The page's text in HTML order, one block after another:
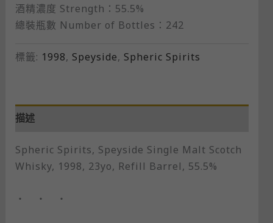
酒精濃度 Strength：55.5%
總裝瓶數 Number of Bottles：242​
標籤: 1998, Speyside, Spheric Spirits
描述
Spheric Spirits, Speyside Single Malt Scotch
Whisky, 1998, 23yo, Refill Barrel, 55.5%
・ ・ ・